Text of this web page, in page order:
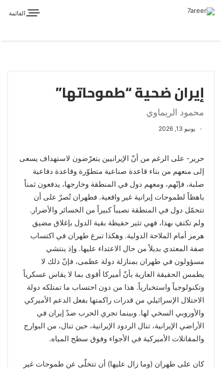
القائمة
إيران ضحية “طموحاتها”
محمود الريماوي
يونيو 13, 2026
حرير- على الرغم من أنّ الإيرانيين يتعرّضون لاستهداف يسعى
إلى منعهم من بناء قاعدة صناعية متطوّرة وقاعدة دفاعية
صلبة، فإنّهم، ومعهم دول في المنطقة وخارجها، يدفعون ثمناً
باهظاً لطموحات إيرانية غير واقعية. فطهران تُصرّ على أن
تتحمّل دول في المنطقة نصيباً كبيراً من الخسائر والأضرار.
ولم تكتفِ بهذا، فهي تثير حفيظة بقية الدول بإغلاق مضيق
هرمز أمام الملاحة الدولية. وهكذا تبرع طهران في اكتساب
صفة المعتدي بديلاً من حال الاعتداء عليها. وإذ ينتشي
مسؤولون في طهران بمنازلة دولة عظمى، فإنّ ذلك لا
يطمس الحقيقة العارية بأنّ أميركا أقوى بما لا يقاس عسكرياً
وتكنولوجياً واستخبارياً. هذا من دون احتساب ما تمتلكه دولة
الاحتلال الإسرائيلي من قدرات راكمتها بفعل الدعم الأميركي
والأوروبي السخي لها. وبينما تجري الحرب ضدّ إيران في
الأراضي الإيرانية، تنال الردود الإيرانية، حين تنال، من البوارج
والمقاتلات الأميركية في الأجواء وفوق سطح المياه.
كان على طهران (وما زال عليها) أن تتخلّى عن طموحات غير